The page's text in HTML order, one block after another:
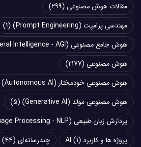
مقالات هوش مصنوعی (299)
مهندسی پرامپت (Prompt Engineering)
(1)
هوش جامع مصنوعی (Artificial General Intelligence - AGI)
هوش مصنوعی (2177)
هوش مصنوعی خودمختار (Autonomous AI)
هوش مصنوعی مولد (Generative AI)
(5)
پردازش زبان طبیعی (Natural Language Processing - NLP)
پروژه ها و کاربرد AI (1) چند‌‌رسانه‌ای (44)